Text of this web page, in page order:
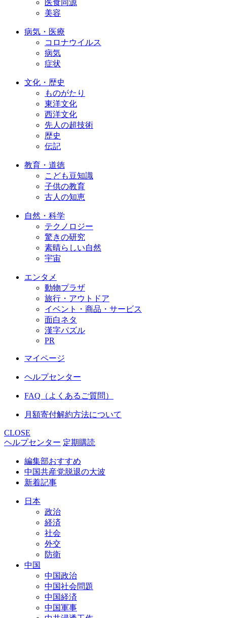
医食同源
美容
病気・医療
コロナウイルス
病気
症状
文化・歴史
ものがたり
東洋文化
西洋文化
先人の超技術
歴史
伝記
教育・道徳
こども豆知識
子供の教育
古人の知恵
自然・科学
テクノロジー
驚きの研究
素晴らしい自然
宇宙
エンタメ
動物プラザ
旅行・アウトドア
イベント・商品・サービス
面白ネタ
漢字パズル
PR
マイページ
ヘルプセンター
FAQ（よくあるご質問）
月額寄付解約方法について
CLOSE
ヘルプセンター 定期購読
編集部おすすめ
中国共産党脱退の大波
新着記事
日本
政治
経済
社会
外交
防衛
中国
中国政治
中国社会問題
中国経済
中国軍事